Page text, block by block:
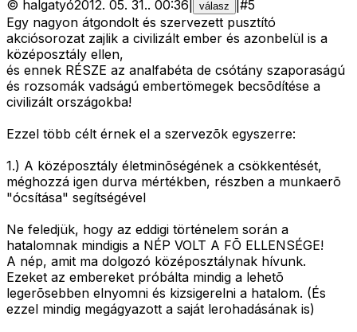
© halgatyó2012. 05. 31.. 00:36 válasz #5
Egy nagyon átgondolt és szervezett pusztító
akciósorozat zajlik a civilizált ember és azonbelül is a
középosztály ellen,
és ennek RÉSZE az analfabéta de csótány szaporaságú
és rozsomák vadságú embertömegek becsõdítése a
civilizált országokba!
Ezzel több célt érnek el a szervezõk egyszerre:
1.) A középosztály életminõségének a csökkentését,
méghozzá igen durva mértékben, részben a munkaerõ
"ócsítása" segítségével
Ne feledjük, hogy az eddigi történelem során a
hatalomnak mindigis a NÉP VOLT A FÕ ELLENSÉGE!
A nép, amit ma dolgozó középosztálynak hívunk.
Ezeket az embereket próbálta mindig a lehetõ
legerõsebben elnyomni és kizsigerelni a hatalom. (És
ezzel mindig megágyazott a saját lerohadásának is)